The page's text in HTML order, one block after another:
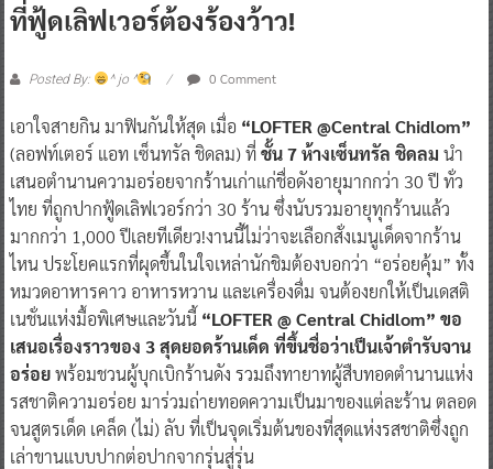
ที่ฟู้ดเลิฟเวอร์ต้องร้องว้าว!
Posted By: ^ jo ^ 0 Comment
เอาใจสายกิน มาฟินกันให้สุด เมื่อ “LOFTER @Central Chidlom”
(ลอฟท์เตอร์ แอท เซ็นทรัล ชิดลม) ที่ชั้น 7 ห้างเซ็นทรัล ชิดลม นำ
เสนอตำนานความอร่อยจากร้านเก่าแก่ชื่อดังอายุมากกว่า 30 ปี ทั่ว
ไทย ที่ถูกปากฟู้ดเลิฟเวอร์กว่า 30 ร้าน ซึ่งนับรวมอายุทุกร้านแล้ว
มากกว่า 1,000 ปีเลยทีเดียว!งานนี้ไม่ว่าจะเลือกสั่งเมนูเด็ดจากร้าน
ไหน ประโยคแรกที่ผุดขึ้นในใจเหล่านักชิมต้องบอกว่า “อร่อยคุ้ม” ทั้ง
หมวดอาหารคาว อาหารหวาน และเครื่องดื่ม จนต้องยกให้เป็นเดสติ
เนชั่นแห่งมื้อพิเศษและวันนี้“LOFTER @ Central Chidlom” ขอ
เสนอเรื่องราวของ 3 สุดยอดร้านเด็ด ที่ขึ้นชื่อว่าเป็นเจ้าตำรับจาน
อร่อยพร้อมชวนผู้บุกเบิกร้านดัง รวมถึงทายาทผู้สืบทอดตำนานแห่ง
รสชาติความอร่อย มาร่วมถ่ายทอดความเป็นมาของแต่ละร้าน ตลอด
จนสูตรเด็ด เคล็ด (ไม่) ลับ ที่เป็นจุดเริ่มต้นของที่สุดแห่งรสชาติซึ่งถูก
เล่าขานแบบปากต่อปากจากรุ่นสู่รุ่น